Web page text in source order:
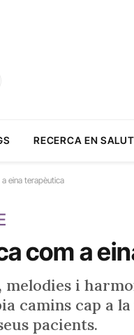
RECERCA EN SALUT
eina terapèutica
com a
melodies i
camins cap a
pacients.